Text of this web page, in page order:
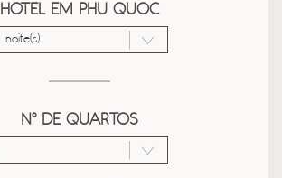
HOTEL EM PHU QUOC
Nº DE QUARTOS